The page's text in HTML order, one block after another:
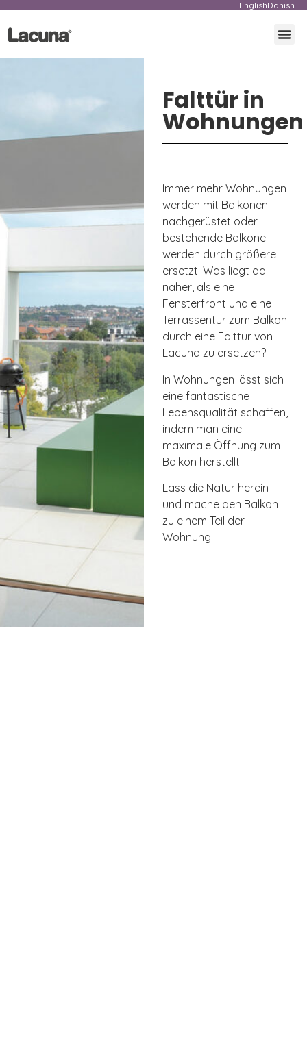
EnglishDanish
Falttür in
Wohnungen
Immer mehr Wohnungen
werden mit Balkonen
nachgerüstet oder
bestehende Balkone
werden durch größere
ersetzt. Was liegt da
näher, als eine
Fensterfront und eine
Terrassentür zum Balkon
durch eine Falttür von
Lacuna zu ersetzen?
In Wohnungen lässt sich
eine fantastische
Lebensqualität schaffen,
indem man eine
maximale Öffnung zum
Balkon herstellt.
Lass die Natur herein
und mache den Balkon
zu einem Teil der
Wohnung.